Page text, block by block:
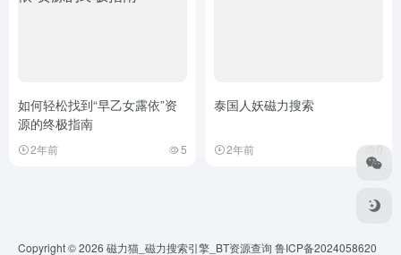
如何轻松找到“早乙女露依”资
源的终极指南
2年前 5
泰国人妖磁力搜索
2年前 0
Copyright © 2026 磁力猫_磁力搜索引擎_BT资源查询 鲁ICP备2024058620